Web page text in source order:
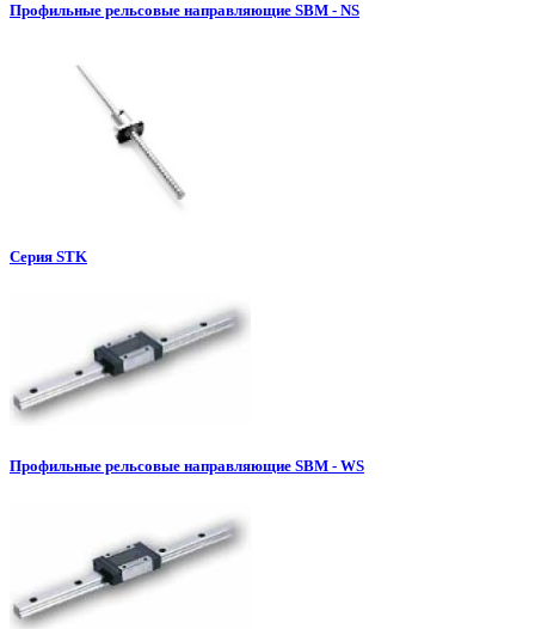
Профильные рельсовые направляющие SBM - NS
Серия STK
Профильные рельсовые направляющие SBM - WS